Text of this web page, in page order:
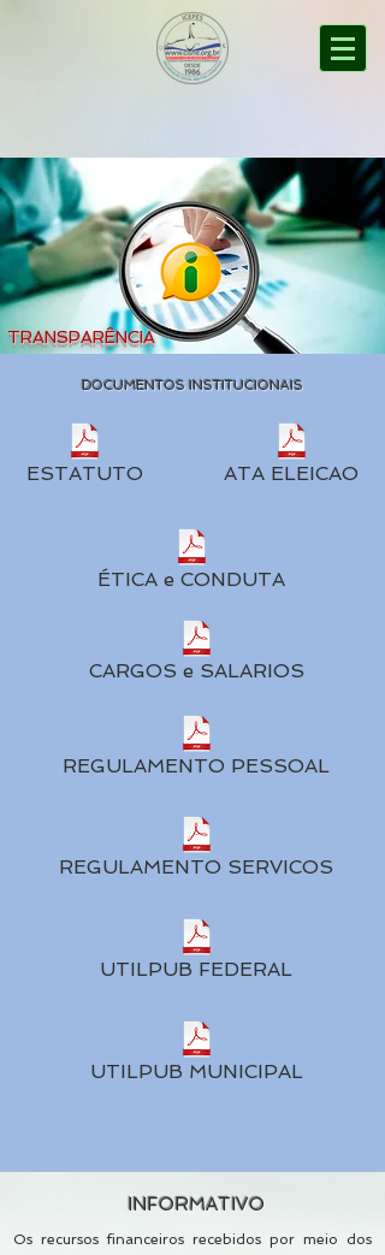
TRANSPARÊNCIA
DOCUMENTOS INSTITUCIONAIS
ESTATUTO ATA ELEICAO
ÉTICA e CONDUTA
CARGOS e SALARIOS
REGULAMENTO PESSOAL
REGULAMENTO SERVICOS
UTILPUB FEDERAL
UTILPUB MUNICIPAL
INFORMATIVO
Os recursos financeiros recebidos por meio dos